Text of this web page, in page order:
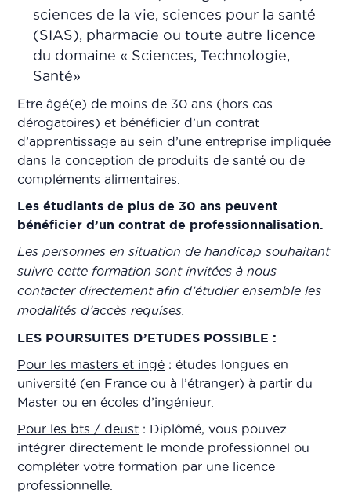
sciences de la vie, sciences pour la santé
(SIAS), pharmacie ou toute autre licence
du domaine « Sciences, Technologie,
Santé»
Etre âgé(e) de moins de 30 ans (hors cas
dérogatoires) et bénéficier d’un contrat
d’apprentissage au sein d’une entreprise impliquée
dans la conception de produits de santé ou de
compléments alimentaires.
Les étudiants de plus de 30 ans peuvent
bénéficier d’un contrat de professionnalisation.
Les personnes en situation de handicap souhaitant
suivre cette formation sont invitées à nous
contacter directement afin d’étudier ensemble les
modalités d’accès requises.
LES POURSUITES D’ETUDES POSSIBLE :
Pour les masters et ingé : études longues en
université (en France ou à l’étranger) à partir du
Master ou en écoles d’ingénieur.
Pour les bts / deust : Diplômé, vous pouvez
intégrer directement le monde professionnel ou
compléter votre formation par une licence
professionnelle.